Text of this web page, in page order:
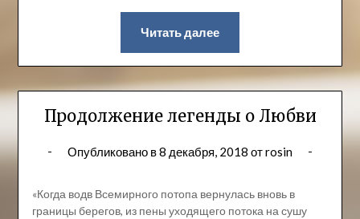
Читать далее
Продолжение легенды о Любви
Опубликовано в8 декабря, 2018 отrosin
«Когда водв Всемирного потопа вернулась вновь в
границы берегов, из пены уходящего потока на сушу